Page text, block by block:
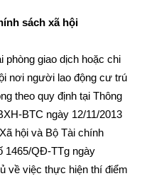
sách xã hội
phòng giao dịch hoặc chi
nơi người lao động cư trú
theo quy định tại Thông
BTC ngày 12/11/2013
hội và Bộ Tài chính
1465/QĐ-TTg ngày
về việc thực hiện thí điểm